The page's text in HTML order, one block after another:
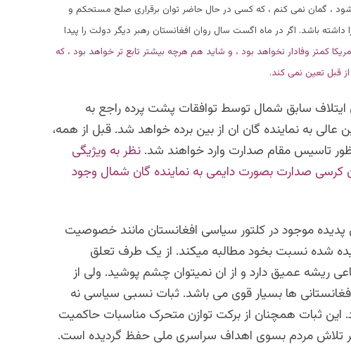
، گمان نمی کنم ، که کسی در حال حاضر توان برقراری صلح مستحکم و
باشد. اگر در ماه اگست سال روان افغانستان رهبر دیگر دولت را پیدا
کمتر وفادار نخواهد بود ، و شاید هم هرچه بیشتر تابع تر خواهد بود ، که
قبل تعین نمی کند.
ایتلاف سابق شمال توسط توافقات پشت پرده راجع به
عالی به نماینده گان ان از بین برده خواهد شد. قبل از همه،
تاسیس مقام صدارت وارد خواهند شد. نظر به ویژیگی
کرسی صدارت بصورت دایمی به نماینده گان شمال وجود
موجود در کلتور سیاسی افغانستان مانند خصوصیت
شده نسبت بخود مطالبه میکند. از یک طرف تعلق
ریشه عمیق دارد و از ان نمیتوان چشم پوشید. ولی از
ها بسیار قوی می باشد. ثبات نسبی سیاسی نه
این ثبات همچنان از برکت توازن متحرک مناسبات حاکمیت
تلاش مردم بسوی اهداف سراسری ملی حفظ گردیده است.